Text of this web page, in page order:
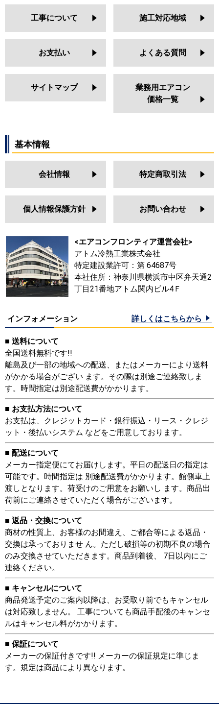
工事について 施工対応地域
お支払い よくある質問
サイトマップ
業務用エアコン
価格一覧
基本情報
会社情報 特定商取引法
個人情報保護方針 お問い合わせ
<エアコンフロンティア運営会社>
アトム冷熱工業株式会社
特定建設業許可：第 64687号
本社住所：神奈川県横浜市中区弁天通2
丁目21番地アトム関内ビル4Ｆ
インフォメーション 詳しくはこちらから
■ 送料について
全国送料無料です!!
離島及び一部の地域への配送、またはメーカーにより送料
がかかる場合がござい ます。その際は別途ご連絡致しま
す。時間指定は別途配送費がかかります。
■ お支払方法について
お支払は、クレジットカード・銀行振込・リース・クレジ
ット・後払いシステム などをご用意しております。
■ 配送について
メーカー指定便にてお届けします。平日の配送日の指定は
可能です。時間指定は 別途配送費がかかります。館側車上
渡しとなります。荷受けのご用意をお願いし ます。商品出
荷前にご連絡させていただく場合がございます。
■ 返品・交換について
商材の性質上、お客様のお間違え、ご都合等による返品・
交換は承っておりませ ん。ただし破損等の初期不良の場合
のみ交換させていただきます。商品到着後、 7日以内にご
連絡ください。
■ キャンセルについて
商品発送予定のご案内以降は、お受取り前でもキャンセル
は対応致しません。 工事についても商品手配後のキャンセ
ルはキャンセル料がかかります。
■ 保証について
メーカーの保証付きです!! メーカーの保証規定に準じま
す。規定は商品により異なります。